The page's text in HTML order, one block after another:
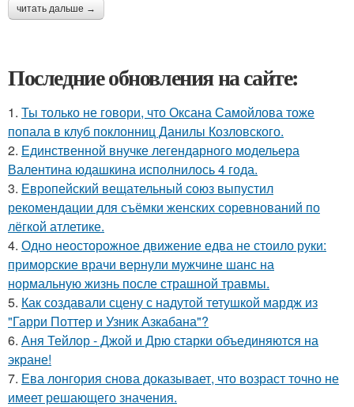
читать дальше →
Последние обновления на сайте:
1. Ты только не говори, что Оксана Самойлова тоже
попала в клуб поклонниц Данилы Козловского.
2. Единственной внучке легендарного модельера
Валентина юдашкина исполнилось 4 года.
3. Европейский вещательный союз выпустил
рекомендации для съёмки женских соревнований по
лёгкой атлетике.
4. Одно неосторожное движение едва не стоило руки:
приморские врачи вернули мужчине шанс на
нормальную жизнь после страшной травмы.
5. Как создавали сцену с надутой тетушкой мардж из
"Гарри Поттер и Узник Азкабана"?
6. Аня Тейлор - Джой и Дрю старки объединяются на
экране!
7. Ева лонгория снова доказывает, что возраст точно не
имеет решающего значения.